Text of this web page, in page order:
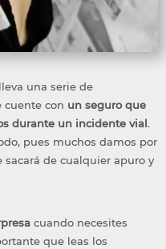
una serie de
cuente con un seguro que
durante un incidente vial.
pues muchos damos por
sacará de cualquier apuro y
cuando necesites
que leas los